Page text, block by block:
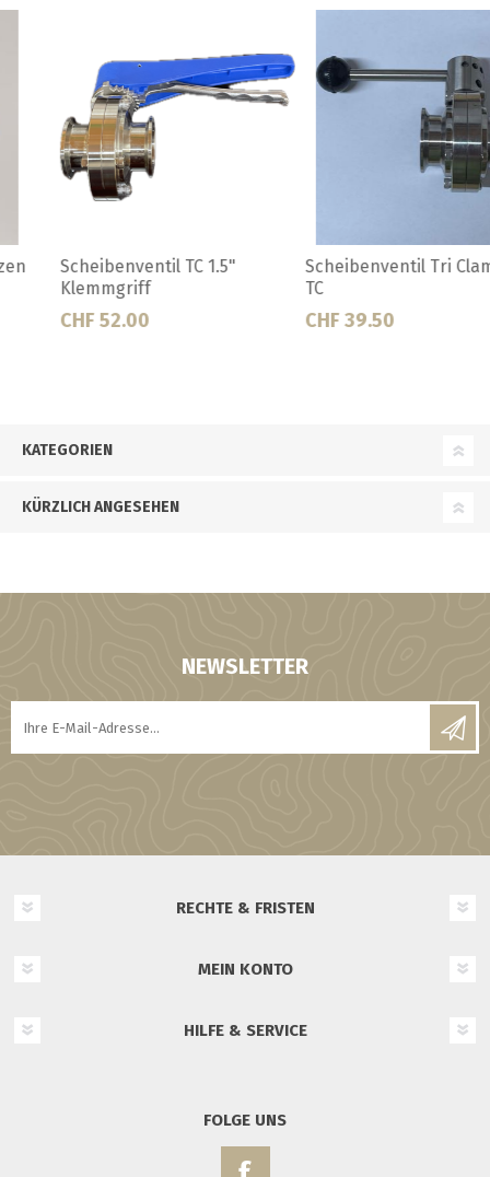
Scheibenventil Tri Clamp 1.5"
CHF 39.50
Blinddeckel DIN 32
CHF 22.50
KATEGORIEN
KÜRZLICH ANGESEHEN
NEWSLETTER
RECHTE & FRISTEN
MEIN KONTO
HILFE & SERVICE
FOLGE UNS